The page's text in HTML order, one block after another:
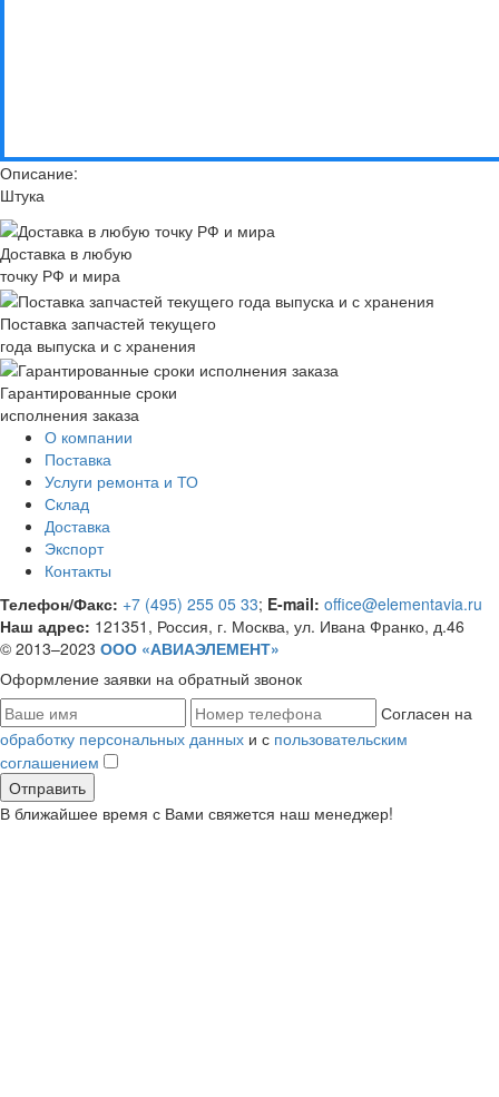
Описание:
Штука
Доставка в любую
точку РФ и мира
Поставка запчастей текущего
года выпуска и с хранения
Гарантированные сроки
исполнения заказа
О компании
Поставка
Услуги ремонта и ТО
Склад
Доставка
Экспорт
Контакты
Телефон/Факс: +7 (495) 255 05 33; E-mail: office@elementavia.ru
Наш адрес: 121351, Россия, г. Москва, ул. Ивана Франко, д.46
© 2013–2023 ООО «АВИАЭЛЕМЕНТ»
Оформление заявки на обратный звонок
Согласен на
обработку персональных данных и с пользовательским
соглашением
В ближайшее время с Вами свяжется наш менеджер!